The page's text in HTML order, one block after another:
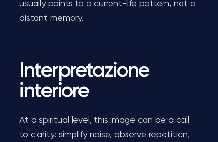
usually points to a current-life pattern, not a
distant memory.
Interpretazione
interiore
At a spiritual level, this image can be a call
to clarity: simplify noise, observe repetition,